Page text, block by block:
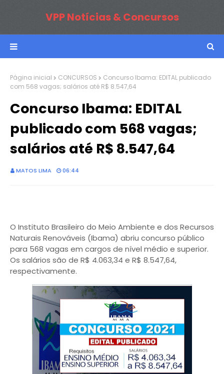
VPP Notícias & Concursos
Página inicial CONCURSOS
Concurso Ibama: EDITAL publicado
com 568 vagas; salários até R$ 8.547,64
Concurso Ibama: EDITAL
publicado com 568 vagas;
salários até R$ 8.547,64
MATOS LIMA 06:44
O Instituto Brasileiro do Meio Ambiente e dos Recursos
Naturais Renováveis (Ibama) abriu concurso público
para 568 vagas em cargos de nível médio e superior.
Os salários são de R$ 4.063,34 e R$ 8.547,64,
respectivamente.